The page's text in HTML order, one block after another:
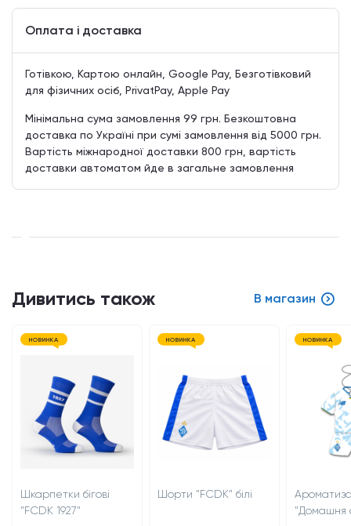
Оплата і доставка
Готівкою, Картою онлайн, Google Pay, Безготівковий
для фізичних осіб, PrivatPay, Apple Pay
Мінімальна сума замовлення 99 грн. Безкоштовна
доставка по Україні при сумі замовлення від 5000 грн.
Вартість міжнародної доставки 800 грн, вартість
доставки автоматом йде в загальне замовлення
Дивитись також В магазин
НОВИНКА
Шкарпетки бігові
"FCDK 1927"
НОВИНКА
Шорти "FCDK" білі
НОВИНКА
"Домашня